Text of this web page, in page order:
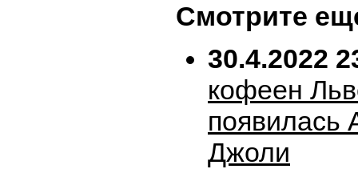
Смотрите
30.4.2022
кофеен
появилась
Джоли